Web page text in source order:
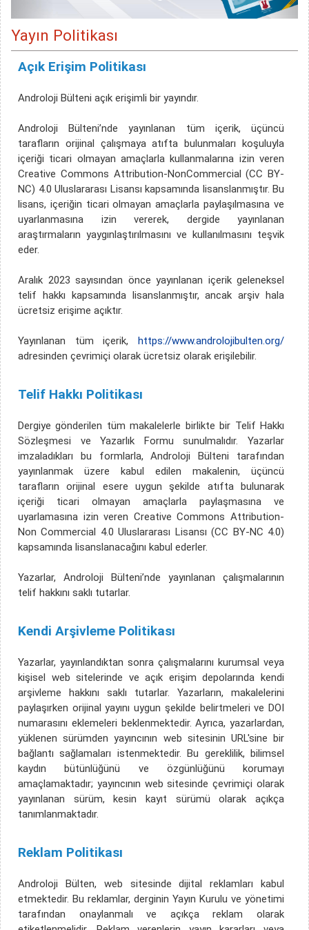
Yayın Politikası
Açık Erişim Politikası
Androloji Bülteni açık erişimli bir yayındır.
Androloji Bülteni’nde yayınlanan tüm içerik, üçüncü
tarafların orijinal çalışmaya atıfta bulunmaları koşuluyla
içeriği ticari olmayan amaçlarla kullanmalarına izin veren
Creative Commons Attribution-NonCommercial (CC BY-
NC) 4.0 Uluslararası Lisansı kapsamında lisanslanmıştır. Bu
lisans, içeriğin ticari olmayan amaçlarla paylaşılmasına ve
uyarlanmasına izin vererek, dergide yayınlanan
araştırmaların yaygınlaştırılmasını ve kullanılmasını teşvik
eder.
Aralık 2023 sayısından önce yayınlanan içerik geleneksel
telif hakkı kapsamında lisanslanmıştır, ancak arşiv hala
ücretsiz erişime açıktır.
Yayınlanan tüm içerik, https://www.androlojibulten.org/
adresinden çevrimiçi olarak ücretsiz olarak erişilebilir.
Telif Hakkı Politikası
Dergiye gönderilen tüm makalelerle birlikte bir Telif Hakkı
Sözleşmesi ve Yazarlık Formu sunulmalıdır. Yazarlar
imzaladıkları bu formlarla, Androloji Bülteni tarafından
yayınlanmak üzere kabul edilen makalenin, üçüncü
tarafların orijinal esere uygun şekilde atıfta bulunarak
içeriği ticari olmayan amaçlarla paylaşmasına ve
uyarlamasına izin veren Creative Commons Attribution-
Non Commercial 4.0 Uluslararası Lisansı (CC BY-NC 4.0)
kapsamında lisanslanacağını kabul ederler.
Yazarlar, Androloji Bülteni’nde yayınlanan çalışmalarının
telif hakkını saklı tutarlar.
Kendi Arşivleme Politikası
Yazarlar, yayınlandıktan sonra çalışmalarını kurumsal veya
kişisel web sitelerinde ve açık erişim depolarında kendi
arşivleme hakkını saklı tutarlar. Yazarların, makalelerini
paylaşırken orijinal yayını uygun şekilde belirtmeleri ve DOI
numarasını eklemeleri beklenmektedir. Ayrıca, yazarlardan,
yüklenen sürümden yayıncının web sitesinin URL'sine bir
bağlantı sağlamaları istenmektedir. Bu gereklilik, bilimsel
kaydın bütünlüğünü ve özgünlüğünü korumayı
amaçlamaktadır; yayıncının web sitesinde çevrimiçi olarak
yayınlanan sürüm, kesin kayıt sürümü olarak açıkça
tanımlanmaktadır.
Reklam Politikası
Androloji Bülten, web sitesinde dijital reklamları kabul
etmektedir. Bu reklamlar, derginin Yayın Kurulu ve yönetimi
tarafından onaylanmalı ve açıkça reklam olarak